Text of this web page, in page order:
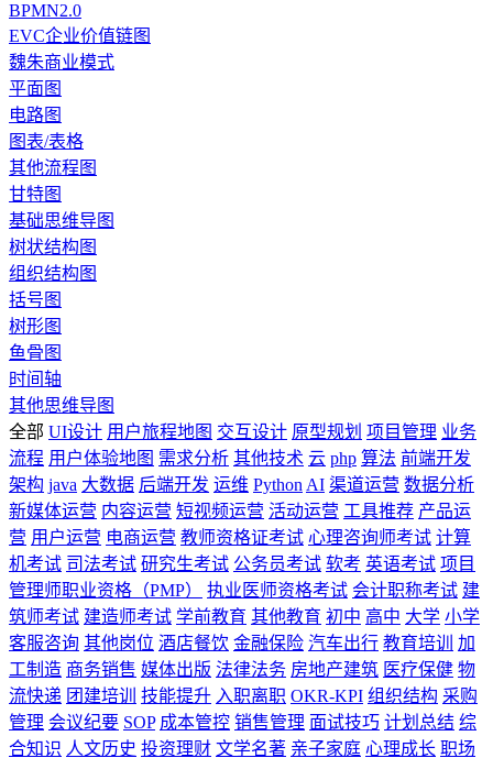
BPMN2.0
EVC企业价值链图
魏朱商业模式
平面图
电路图
图表/表格
其他流程图
甘特图
基础思维导图
树状结构图
组织结构图
括号图
树形图
鱼骨图
时间轴
其他思维导图
全部 UI设计 用户旅程地图 交互设计 原型规划 项目管理 业务
流程 用户体验地图 需求分析 其他技术 云 php 算法 前端开发
架构 java 大数据 后端开发 运维 Python AI 渠道运营 数据分析
新媒体运营 内容运营 短视频运营 活动运营 工具推荐 产品运
营 用户运营 电商运营 教师资格证考试 心理咨询师考试 计算
机考试 司法考试 研究生考试 公务员考试 软考 英语考试 项目
管理师职业资格（PMP）
执业医师资格考试 会计职称考试 建
筑师考试 建造师考试 学前教育 其他教育 初中 高中 大学 小学
客服咨询 其他岗位 酒店餐饮 金融保险 汽车出行 教育培训
加
工制造 商务销售 媒体出版 法律法务 房地产建筑 医疗保健 物
流快递 团建培训 技能提升 入职离职 OKR-KPI 组织结构 采购
管理 会议纪要 SOP 成本管控 销售管理 面试技巧 计划总结 综
合知识 人文历史 投资理财 文学名著 亲子家庭 心理成长 职场